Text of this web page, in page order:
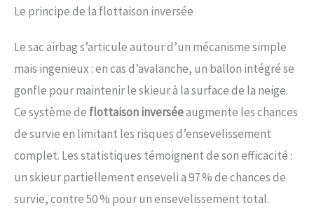
Le principe de la flottaison inversée
Le sac airbag s’articule autour d’un mécanisme simple
mais ingenieux : en cas d’avalanche, un ballon intégré se
gonfle pour maintenir le skieur à la surface de la neige.
Ce système de flottaison inverséeaugmente les chances
de survie en limitant les risques d’ensevelissement
complet. Les statistiques témoignent de son efficacité :
un skieur partiellement enseveli a 97 % de chances de
survie, contre 50 % pour un ensevelissement total.